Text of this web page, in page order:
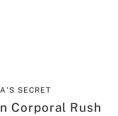
SECRET
Corporal Rush